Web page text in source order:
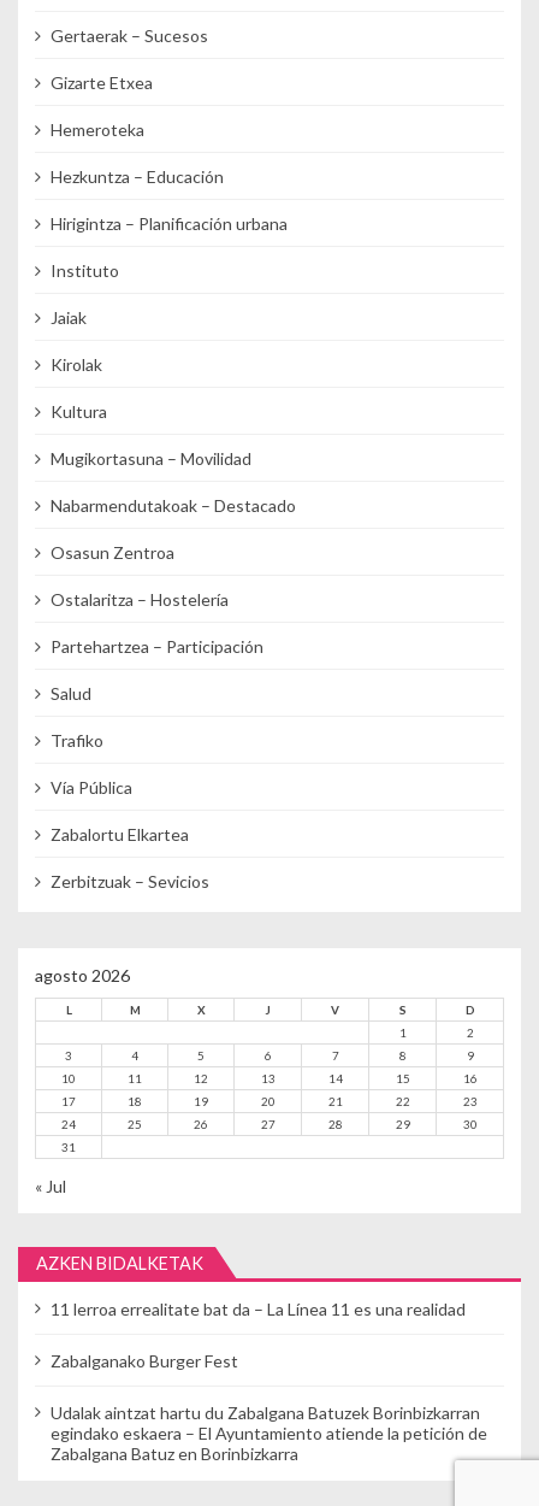
Gertaerak – Sucesos
Gizarte Etxea
Hemeroteka
Hezkuntza – Educación
Hirigintza – Planificación urbana
Instituto
Jaiak
Kirolak
Kultura
Mugikortasuna – Movilidad
Nabarmendutakoak – Destacado
Osasun Zentroa
Ostalaritza – Hostelería
Partehartzea – Participación
Salud
Trafiko
Vía Pública
Zabalortu Elkartea
Zerbitzuak – Sevicios
agosto 2026
L M X J V S
D
1
2
3
4 5 6 7 8
9
10
11 12 13 14 15
16
17
18 19 20 21 22
23
24
25 26 27 28 29
30
31
« Jul
AZKEN BIDALKETAK
11 lerroa errealitate bat da – La Línea 11 es una realidad
Zabalganako Burger Fest
Udalak aintzat hartu du Zabalgana Batuzek Borinbizkarran
egindako eskaera – El Ayuntamiento atiende la petición de
Zabalgana Batuz en Borinbizkarra